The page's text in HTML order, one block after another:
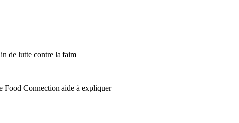
de lutte contre la faim
Food Connection aide à expliquer